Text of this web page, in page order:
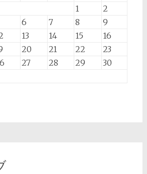
1
2
6 7 8
9
13 14 15
16
20 21 22
23
27 28 29
30